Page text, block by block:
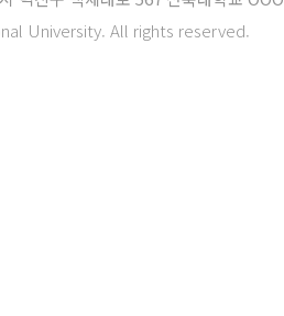
University. All rights reserved.